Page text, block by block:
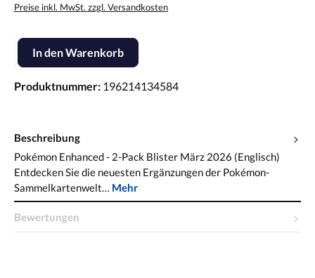
Preise inkl. MwSt. zzgl. Versandkosten
Produkt Anzahl: Gib den gewünschten Wert ein oder benutze die
In den Warenkorb
Produktnummer: 196214134584
Beschreibung
Pokémon Enhanced - 2-Pack Blister März 2026 (Englisch)
Entdecken Sie die neuesten Ergänzungen der Pokémon-
Sammelkartenwelt… Mehr
Bewertungen